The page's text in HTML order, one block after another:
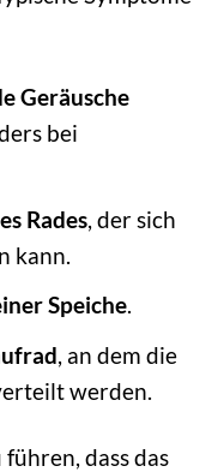
Geräusche
bei
Rades, der sich
kann.
Speiche.
, an dem die
werden.
dass das